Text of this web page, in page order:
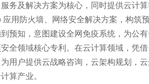
务及解决方案为核心，同时提供云计
用防火墙、网络安全解决方案，构筑
预知，意图建设全网免疫系统，为公
全领域核心专利。在云计算领域，凭
用户提供云战略咨询，云架构规划，
算产业。